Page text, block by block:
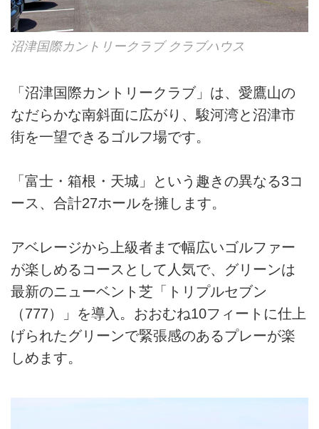
沼津国際カントリークラブ クラブハウス
「沼津国際カントリークラブ」は、愛鷹山の
なだらかな南斜面に広がり、駿河湾と沼津市
街を一望できるゴルフ場です。
「富士・箱根・天城」という趣きの異なる3コ
ース、合計27ホールを擁します。
アベレージから上級者まで幅広いゴルファー
が楽しめるコースとして人気で、グリーンは
最新のニューベント芝「トリプルセブン
（777）」を導入。おおむね10フィートに仕上
げられたグリーンで緊張感のあるプレーが楽
しめます。